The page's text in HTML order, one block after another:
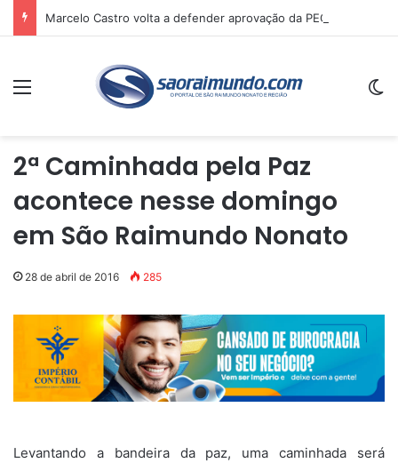
Menu
2ª Caminhada pela Paz
acontece nesse domingo
em São Raimundo Nonato
28 de abril de 2016 285
Levantando a bandeira da paz, uma caminhada será